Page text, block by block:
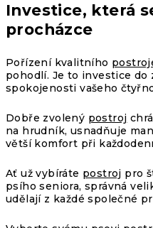
Investice, která
procházce
Pořízení kvalitního
pohodlí. Je to investice do
spokojenosti vašeho
Dobře zvolený postroj
na hrudník, usnadňuje
větší komfort při
Ať už vybíráte postroj pro
psího seniora, správná
udělají z každé společné